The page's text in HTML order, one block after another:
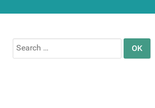
Search
for: